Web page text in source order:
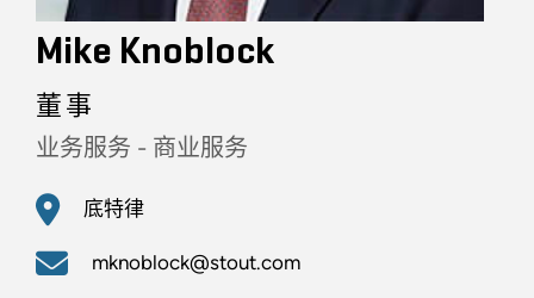
Mike Knoblock
董事
业务服务 - 商业服务
底特律
mknoblock@stout.com